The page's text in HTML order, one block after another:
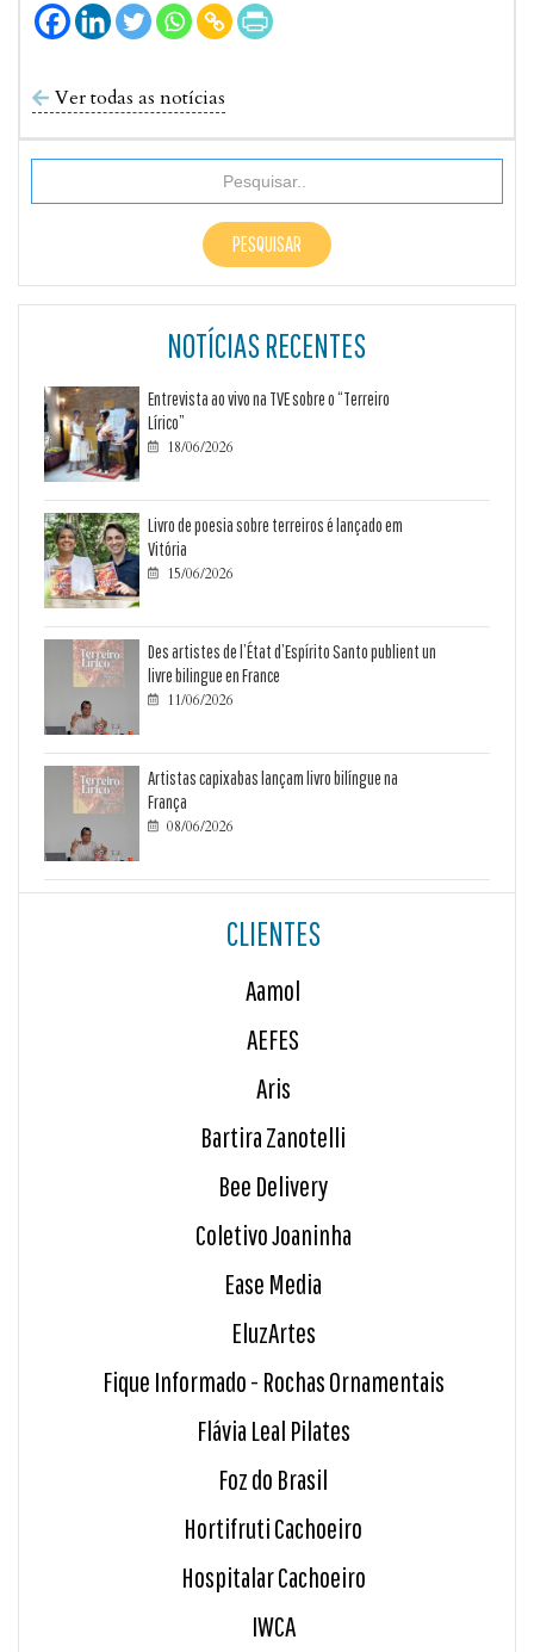
 Ver todas as notícias
NOTÍCIAS RECENTES
Entrevista ao vivo na TVE sobre o “Terreiro
Lírico”
 18/06/2026
Livro de poesia sobre terreiros é lançado em
Vitória
 15/06/2026
Des artistes de l’État d’Espírito Santo publient un
livre bilingue en France
 11/06/2026
Artistas capixabas lançam livro bilíngue na
França
 08/06/2026
CLIENTES
Aamol
AEFES
Aris
Bartira Zanotelli
Bee Delivery
Coletivo Joaninha
Ease Media
EluzArtes
Fique Informado - Rochas Ornamentais
Flávia Leal Pilates
Foz do Brasil
Hortifruti Cachoeiro
Hospitalar Cachoeiro
IWCA